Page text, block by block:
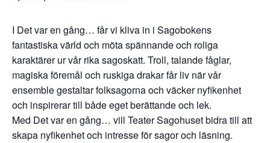
I Det var en gång… får vi kliva in i Sagobokens
fantastiska värld och möta spännande och roliga
karaktärer ur vår rika sagoskatt. Troll, talande fåglar,
magiska föremål och ruskiga drakar får liv när vår
ensemble gestaltar folksagorna och väcker nyfikenhet
och inspirerar till både eget berättande och lek.
Med Det var en gång… vill Teater Sagohuset bidra till att
skapa nyfikenhet och intresse för sagor och läsning.